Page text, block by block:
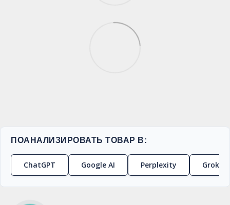
ПОАНАЛИЗИРОВАТЬ ТОВАР В:
ChatGPT Google AI Perplexity Grok